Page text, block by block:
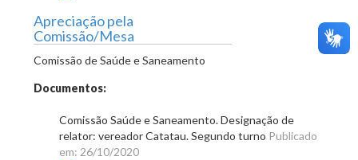
Apreciação pela
Comissão/Mesa
Comissão de Saúde e Saneamento
Documentos:
Comissão Saúde e Saneamento. Designação de
relator: vereador Catatau. Segundo turno Publicado
em: 26/10/2020